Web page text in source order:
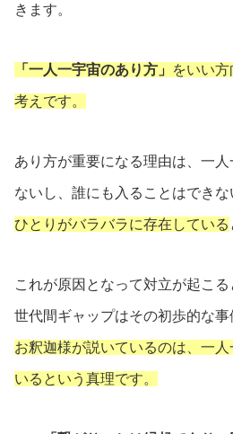
きます。
「一人一宇宙のあり方」 をいい
考えです。
あり方が重要になる理由は、一
ないし、誰にも入ることはできな
ひとりがバラバラに存在している
これが原因となって対立が起こる
世代間ギャップはその初歩的な事
お釈迦様が説いているのは、一
いるという真理です。